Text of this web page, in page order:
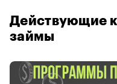
Действующие
займы